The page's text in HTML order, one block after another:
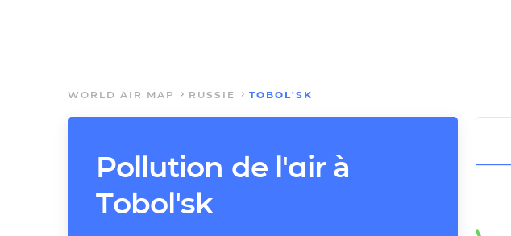
WORLD AIR MAP RUSSIE TOBOL'SK
Pollution de l'air à
Tobol'sk